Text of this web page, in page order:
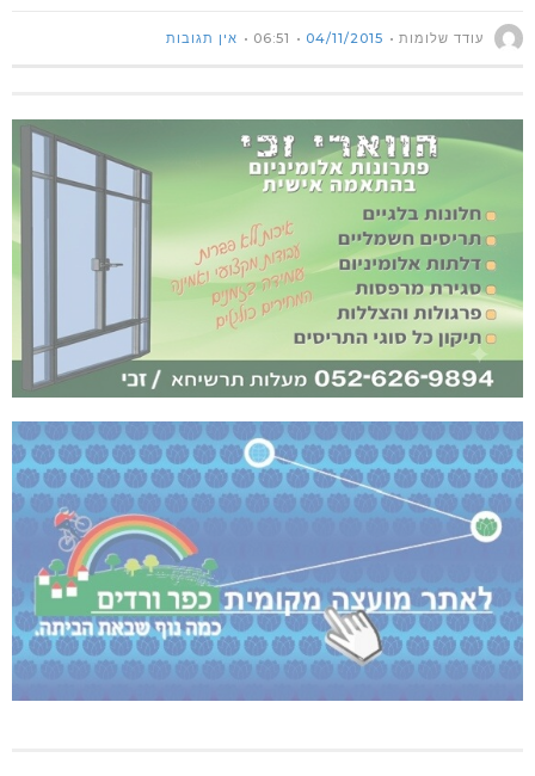
עודד שלומות 04/11/2015
06:51 אין תגובות